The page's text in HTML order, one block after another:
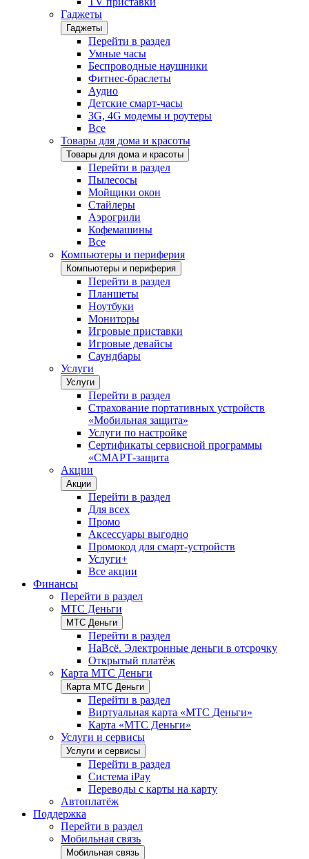
Гаджеты
Гаджеты
Перейти в раздел
Умные часы
Беспроводные наушники
Фитнес-браслеты
Аудио
Детские смарт-часы
3G, 4G модемы и роутеры
Все
Товары для дома и красоты
Товары для дома и красоты
Перейти в раздел
Пылесосы
Мойщики окон
Стайлеры
Аэрогрили
Кофемашины
Все
Компьютеры и периферия
Компьютеры и периферия
Перейти в раздел
Планшеты
Ноутбуки
Мониторы
Игровые приставки
Игровые девайсы
Саундбары
Услуги
Услуги
Перейти в раздел
Страхование портативных устройств
«Мобильная защита»
Услуги по настройке
Сертификаты сервисной программы
«СМАРТ-защита
Акции
Акции
Перейти в раздел
Для всех
Промо
Аксессуары выгодно
Промокод для смарт-устройств
Услуги+
Все акции
Финансы
Перейти в раздел
МТС Деньги
МТС Деньги
Перейти в раздел
НаВсё. Электронные деньги в отсрочку
Открытый платёж
Карта МТС Деньги
Карта МТС Деньги
Перейти в раздел
Виртуальная карта «МТС Деньги»
Карта «МТС Деньги»
Услуги и сервисы
Услуги и сервисы
Перейти в раздел
Система iPay
Переводы с карты на карту
Автоплатёж
Поддержка
Перейти в раздел
Мобильная связь
Мобильная связь